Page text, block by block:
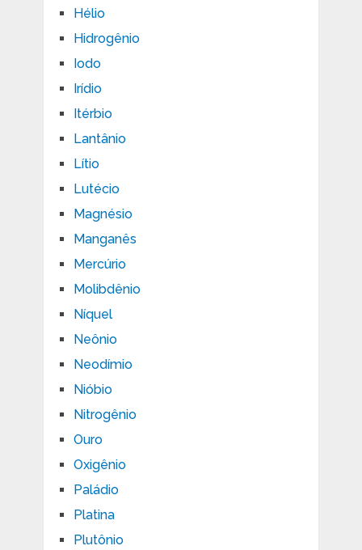
Hélio
Hidrogênio
Iodo
Irídio
Itérbio
Lantânio
Lítio
Lutécio
Magnésio
Manganês
Mercúrio
Molibdênio
Níquel
Neônio
Neodímio
Nióbio
Nitrogênio
Ouro
Oxigênio
Paládio
Platina
Plutônio